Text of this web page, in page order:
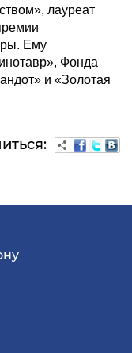
лауреат
Ему
Фонда
и «Золотая